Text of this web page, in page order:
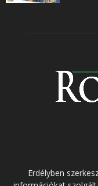
Erdélyben